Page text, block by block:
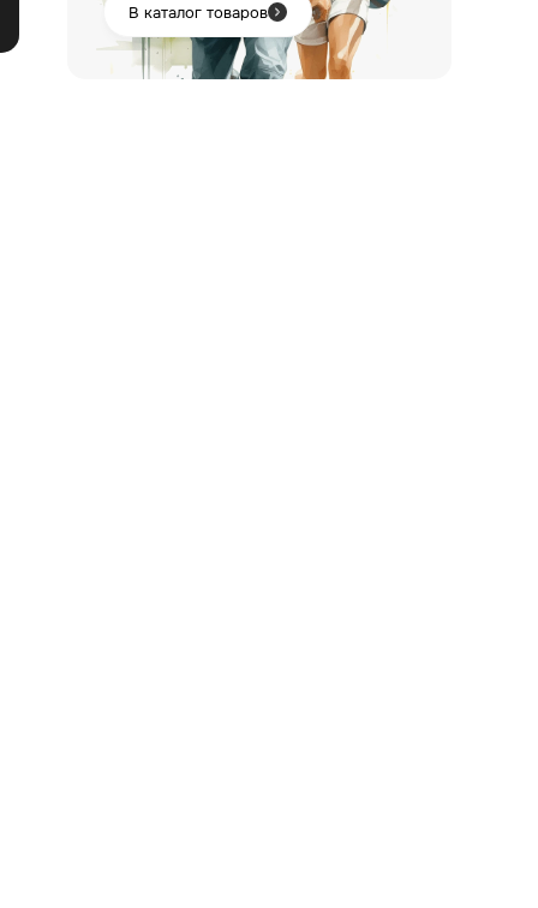
В каталог товаров